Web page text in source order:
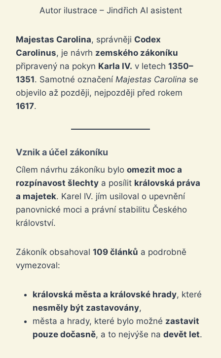
Autor ilustrace – Jindřich AI asistent
Majestas Carolina, správněji Codex
Carolinus, je návrh zemského zákoníku
připravený na pokyn Karla IV. v letech 1350–
1351. Samotné označení Majestas Carolina se
objevilo až později, nejpozději před rokem
1617.
Vznik a účel zákoníku
Cílem návrhu zákoníku bylo omezit moc a
rozpínavost šlechty a posílit královská práva
a majetek. Karel IV. jím usiloval o upevnění
panovnické moci a právní stabilitu Českého
království.
Zákoník obsahoval 109 článků a podrobně
vymezoval:
královská města a královské hrady, které
nesměly být zastavovány,
města a hrady, které bylo možné zastavit
pouze dočasně, a to nejvýše na devět let.